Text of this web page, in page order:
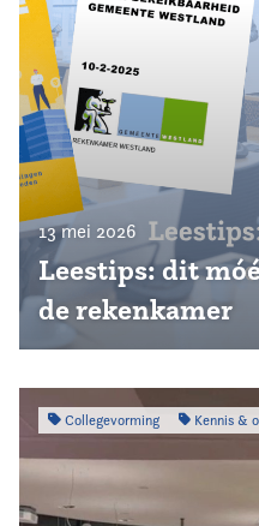
13 mei 2026
Leestips: dit
de rekenkamer
Collegevorming Kennis &